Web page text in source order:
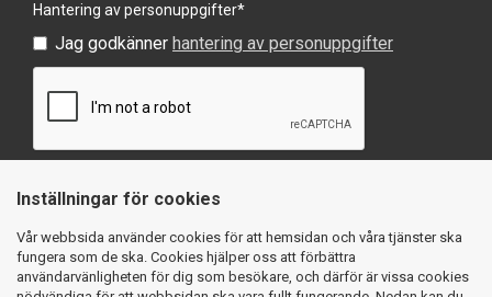
Hantering av personuppgifter*
Jag godkänner hantering av personuppgifter
Inställningar för cookies
Vår webbsida använder cookies för att hemsidan och våra tjänster ska
fungera som de ska. Cookies hjälper oss att förbättra
användarvänligheten för dig som besökare, och därför är vissa cookies